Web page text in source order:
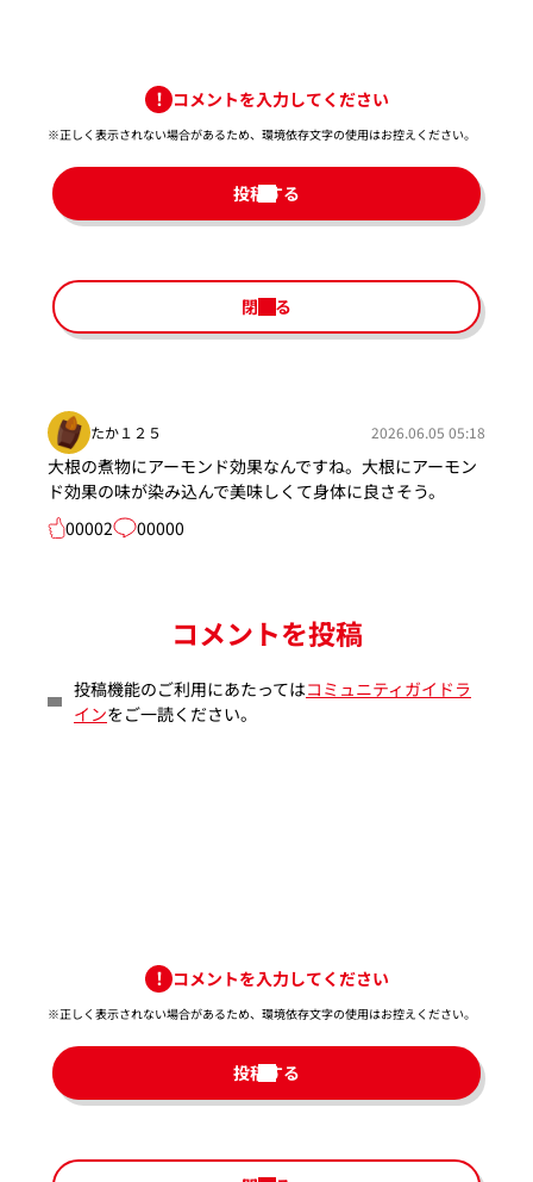
コメントを入力してください
※正しく表示されない場合があるため、環境依存文字の使用はお控えください。​
投稿する
閉じる
たか１２５ 2026.06.05 05:18
大根の煮物にアーモンド効果なんですね。大根にアーモン
ド効果の味が染み込んで美味しくて身体に良さそう。
00002
00000
コメントを投稿
投稿機能のご利用にあたってはコミュニティガイドラ
インをご一読ください。
コメントを入力してください
※正しく表示されない場合があるため、環境依存文字の使用はお控えください。​
投稿する